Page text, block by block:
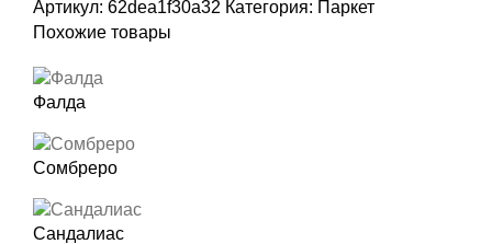
Артикул: 62dea1f30a32 Категория: Паркет
Похожие товары
Фалда
Сомбреро
Сандалиас